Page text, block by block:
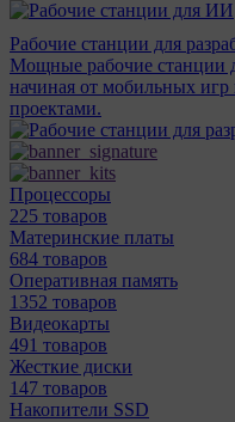
Рабочие станции для
Мощные рабочие станции
начиная от мобильных
проектами.
Процессоры
225 товаров
Материнcкие платы
684 товаров
Оперативная память
1352 товаров
Видеокарты
491 товаров
Жесткие диски
147 товаров
Накопители SSD